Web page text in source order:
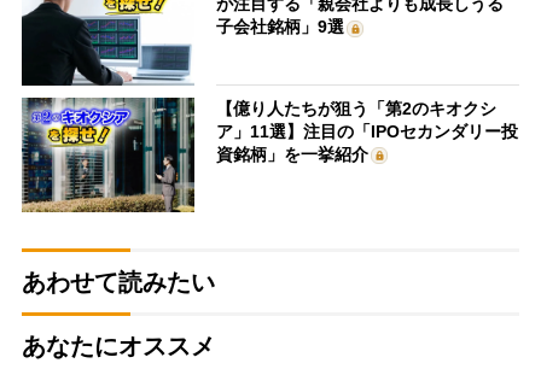
子会社銘柄」9選
【億り人たちが狙う「第2のキオクシ
ア」11選】注目の「IPOセカンダリー投
資銘柄」を一挙紹介
あわせて読みたい
あなたにオススメ